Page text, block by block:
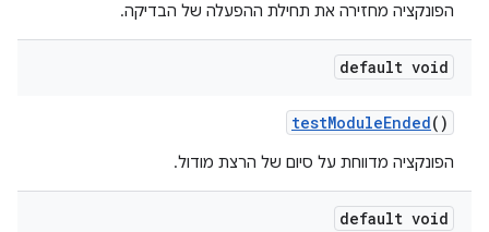
הפונקציה מחזירה את תחילת ההפעלה של הבדיקה.
default void
testModuleEnded()
הפונקציה מדווחת על סיום של הרצת מודול.
default void